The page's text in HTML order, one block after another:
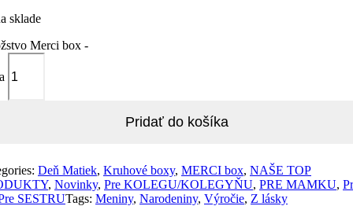
sklade
Merci box -
Pridať do košíka
Deň Matiek, Kruhové boxy, MERCI box, NAŠE TOP
, Novinky, Pre KOLEGU/KOLEGYŇU, PRE MAMKU,
SESTRUTags: Meniny, Narodeniny, Výročie, Z lásky